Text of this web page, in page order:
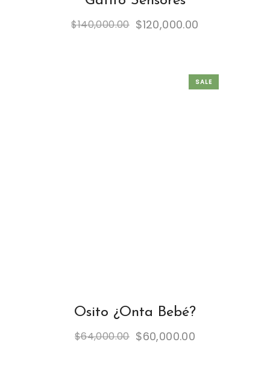
$140,000.00 $120,000.00
SALE
Osito ¿Onta Bebé?
$64,000.00 $60,000.00